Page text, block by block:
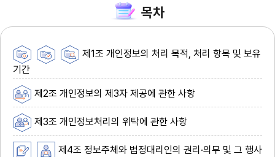
목차
제1조 개인정보의 처리 목적, 처리 항목 및 보유
기간
제2조 개인정보의 제3자 제공에 관한 사항
제3조 개인정보처리의 위탁에 관한 사항
제4조 정보주체와 법정대리인의 권리·의무 및 그 행사